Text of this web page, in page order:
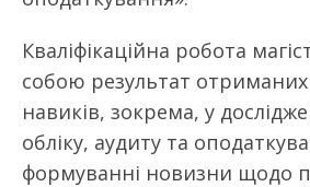
Кваліфікаційна робота
собою результат
навиків, зокрема, у
обліку, аудиту та
формуванні новизни щодо